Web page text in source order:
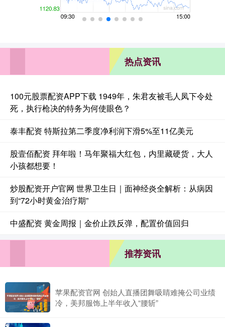
热点资讯
100元股票配资APP下载 1949年，朱君友被毛人凤下令处
死，执行枪决的特务为何使眼色？
泰丰配资 特斯拉第二季度净利润下滑5%至11亿美元
股壹佰配资 拜年啦！马年聚福大红包，内里藏硬货，大人
小孩都想要！
炒股配资开户官网 世界卫生日｜面神经炎全解析：从病因
到“72小时黄金治疗期”
中盛配资 黄金周报｜金价止跌反弹，配置价值回归
推荐资讯
苹果配资官网 创始人直播团舞吸睛难掩公司业绩
冷，美邦服饰上半年收入“腰斩”